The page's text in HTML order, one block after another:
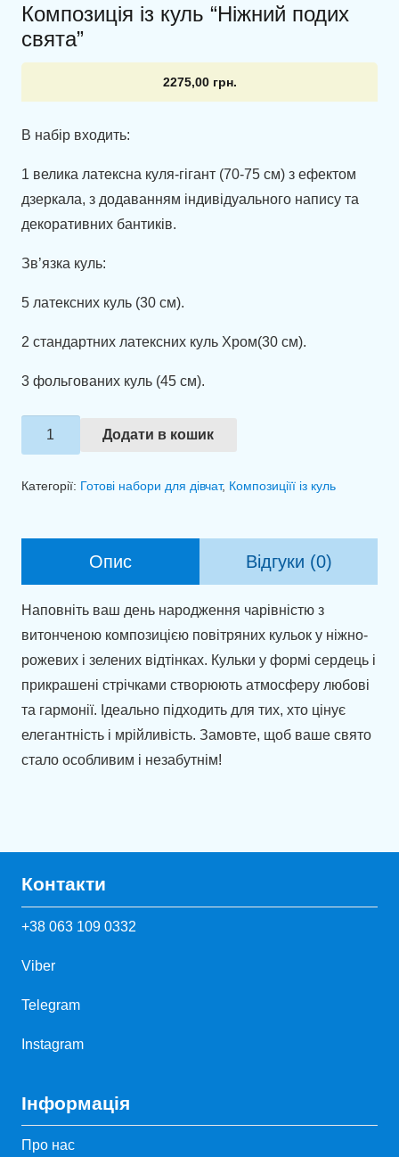
Композиція із куль “Ніжний подих
свята”
2275,00 грн.
В набір входить:
1 велика латексна куля-гігант (70-75 см) з ефектом
дзеркала, з додаванням індивідуального напису та
декоративних бантиків.
Зв’язка куль:
5 латексних куль (30 см).
2 стандартних латексних куль Хром(30 см).
3 фольгованих куль (45 см).
Композиція
із
Додати в кошик
Категорії: Готові набори для дівчат, Композиціїї із куль
Опис Відгуки (0)
Наповніть ваш день народження чарівністю з
витонченою композицією повітряних кульок у ніжно-
рожевих і зелених відтінках. Кульки у формі сердець і
прикрашені стрічками створюють атмосферу любові
та гармонії. Ідеально підходить для тих, хто цінує
елегантність і мрійливість. Замовте, щоб ваше свято
стало особливим і незабутнім!
Контакти
+38 063 109 0332
Viber
Telegram
Instagram
Інформація
Про нас